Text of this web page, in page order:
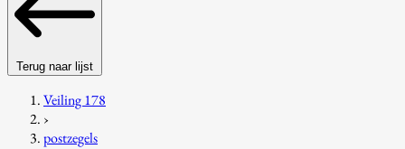
Terug naar lijst
Veiling 178
›
postzegels